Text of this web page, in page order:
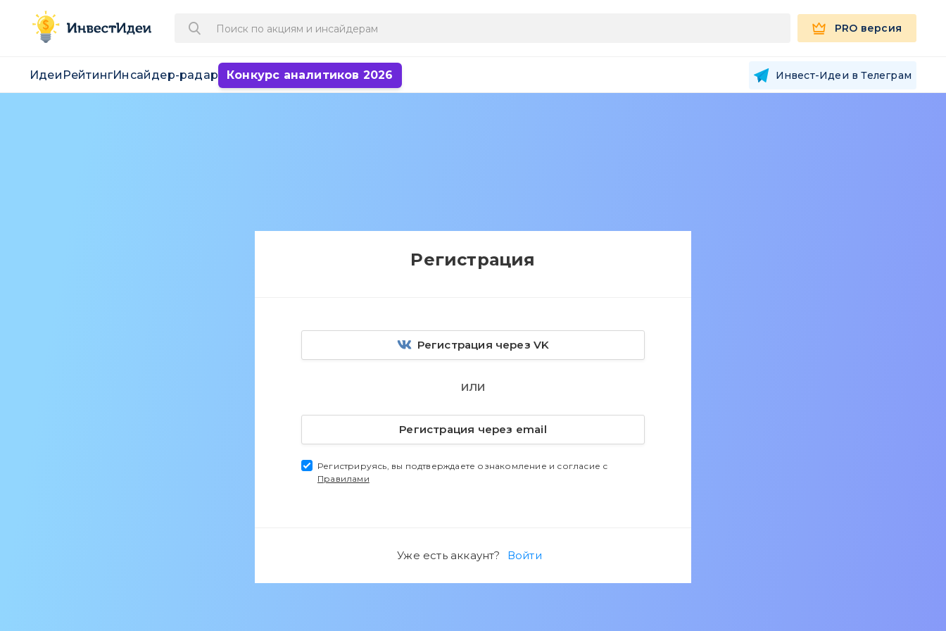
PRO версия
Идеи РейтингИнсайдер-радар Конкурс аналитиков 2026 Инвест-Идеи в Телеграм
Регистрация
Регистрация через VK
ИЛИ
Регистрация через email
Регистрируясь, вы подтверждаете ознакомление и согласие с
Правилами
Уже есть аккаунт? Войти